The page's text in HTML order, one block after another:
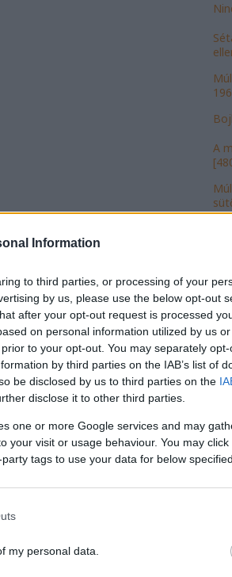
Information
to third parties, or processing of your
by us, please use the below opt-out
after your opt-out request is processed
on personal information utilized by us
to your opt-out. You may separately
by third parties on the IAB’s list of
be disclosed by us to third parties on the
disclose it to other third parties.
one or more Google services and may
your visit or usage behaviour. You may
tags to use your data for below
my personal data.
A